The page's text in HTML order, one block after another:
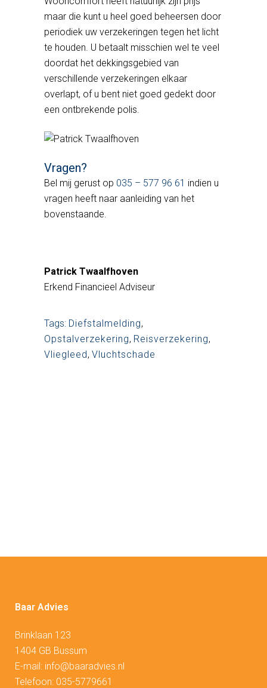
maar die kunt u heel goed beheersen door
periodiek uw verzekeringen tegen het licht
te houden. U betaalt misschien wel te veel
doordat het dekkingsgebied van
verschillende verzekeringen elkaar
overlapt, of u bent niet goed gedekt door
een ontbrekende polis.
Vragen?
Bel mij gerust op 035 – 577 96 61 indien u
vragen heeft naar aanleiding van het
bovenstaande.
Patrick Twaalfhoven
Erkend Financieel Adviseur
Tags: Diefstalmelding,
Opstalverzekering, Reisverzekering,
Vliegleed, Vluchtschade
Baar Advies
Brinklaan 123
1404 GB Bussum
E-mail: info@baaradvies.nl
Telefoon: 035-5779661